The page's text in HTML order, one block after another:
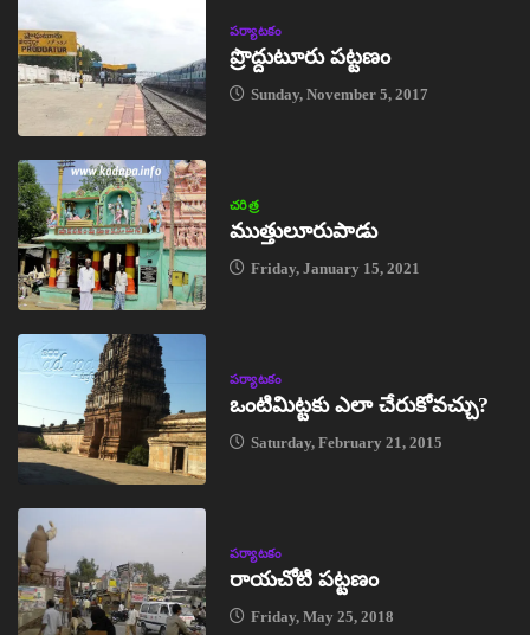
పర్యాటకం
ప్రొద్దుటూరు పట్టణం
Sunday, November 5, 2017
చరిత్ర
ముత్తులూరుపాడు
Friday, January 15, 2021
పర్యాటకం
ఒంటిమిట్టకు ఎలా చేరుకోవచ్చు?
Saturday, February 21, 2015
పర్యాటకం
రాయచోటి పట్టణం
Friday, May 25, 2018